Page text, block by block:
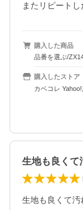
またリピートし
購入した商品
品番を選ぶ/
購入したストア
カベコレ
生地も良くて汚